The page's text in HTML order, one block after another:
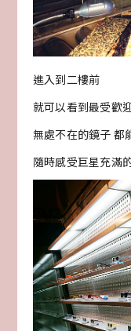
進入到二樓前
就可以看到最受歡
無處不在的鏡子 都
隨時感受巨星充滿